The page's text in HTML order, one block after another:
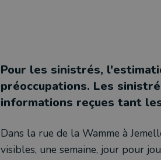
Pour les sinistrés,
préoccupations. Les
informations reçues tant
Dans la rue de la Wamme à
visibles, une semaine, jour pour